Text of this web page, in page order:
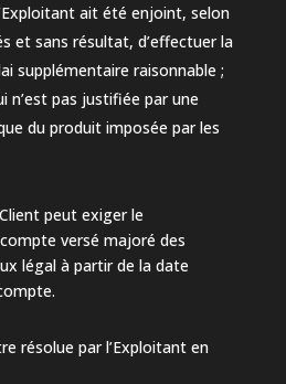
ait été enjoint, selon
et sans résultat, d’effectuer la
supplémentaire raisonnable ;
n’est pas justifiée par une
du produit imposée par les
peut exiger le
versé majoré des
légal à partir de la date
résolue par l’Exploitant en